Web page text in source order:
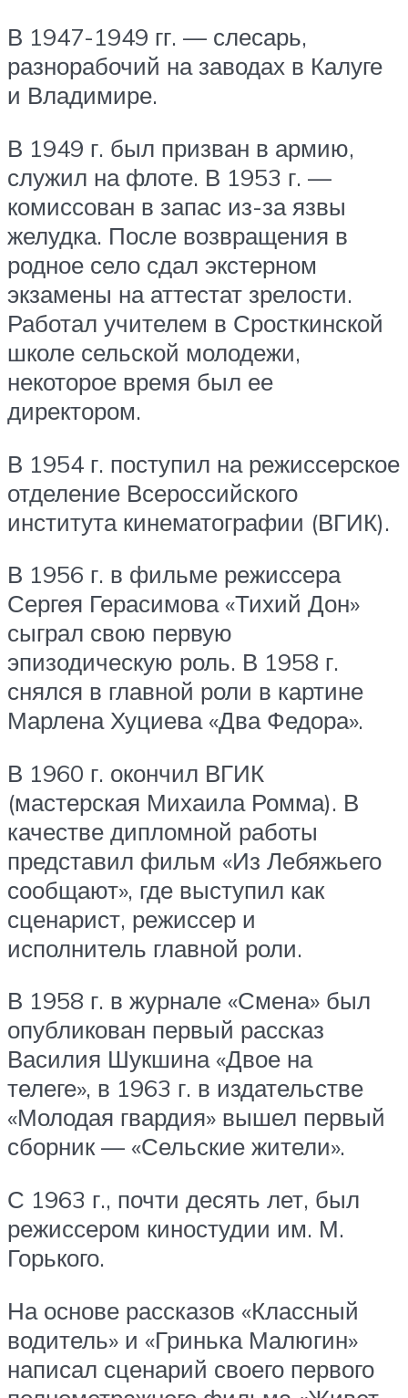
В 1947-1949 гг. — слесарь,
разнорабочий на заводах в Калуге
и Владимире.
В 1949 г. был призван в армию,
служил на флоте. В 1953 г. —
комиссован в запас из-за язвы
желудка. После возвращения в
родное село сдал экстерном
экзамены на аттестат зрелости.
Работал учителем в Сросткинской
школе сельской молодежи,
некоторое время был ее
директором.
В 1954 г. поступил на режиссерское
отделение Всероссийского
института кинематографии (ВГИК).
В 1956 г. в фильме режиссера
Сергея Герасимова «Тихий Дон»
сыграл свою первую
эпизодическую роль. В 1958 г.
снялся в главной роли в картине
Марлена Хуциева «Два Федора».
В 1960 г. окончил ВГИК
(мастерская Михаила Ромма). В
качестве дипломной работы
представил фильм «Из Лебяжьего
сообщают», где выступил как
сценарист, режиссер и
исполнитель главной роли.
В 1958 г. в журнале «Смена» был
опубликован первый рассказ
Василия Шукшина «Двое на
телеге», в 1963 г. в издательстве
«Молодая гвардия» вышел первый
сборник — «Сельские жители».
С 1963 г., почти десять лет, был
режиссером киностудии им. М.
Горького.
На основе рассказов «Классный
водитель» и «Гринька Малюгин»
написал сценарий своего первого